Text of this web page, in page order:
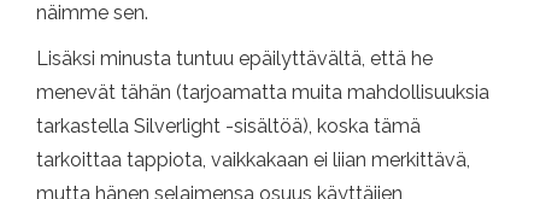
näimme sen.
Lisäksi minusta tuntuu epäilyttävältä, että he
menevät tähän (tarjoamatta muita mahdollisuuksia
tarkastella Silverlight -sisältöä), koska tämä
tarkoittaa tappiota, vaikkakaan ei liian merkittävä,
mutta hänen selaimensa osuus käyttäjien